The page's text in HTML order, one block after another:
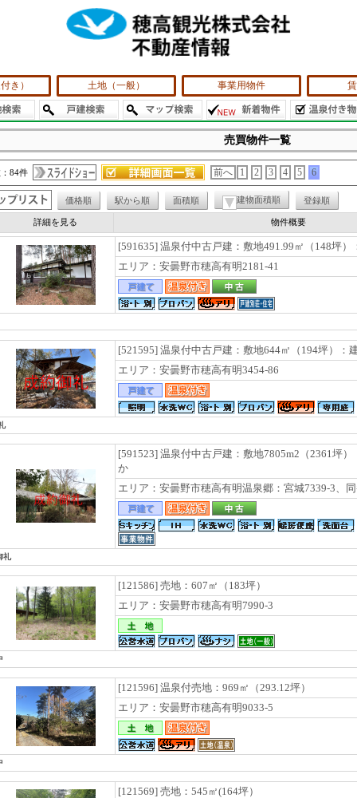
き） 土地（一般） 事業用物件
売買物件一覧
84件 前へ 1 2 3 4 5 6
価格順 駅から順 面積順 建物面積順 登録順
詳細を見る 物件概要
[591635] 温泉付中古戸建：敷地491.99㎡（148坪）
エリア：安曇野市穂高有明2181-41
[521595] 温泉付中古戸建：敷地644㎡（194坪）：
エリア：安曇野市穂高有明3454-86
[591523] 温泉付中古戸建：敷地7805m2（2361坪
か
エリア：安曇野市穂高有明温泉郷：宮城7339-3、
礼
[121586] 売地：607㎡（183坪）
エリア：安曇野市穂高有明7990-3
[121596] 温泉付売地：969㎡（293.12坪）
エリア：安曇野市穂高有明9033-5
[121569] 売地：545㎡(164坪）